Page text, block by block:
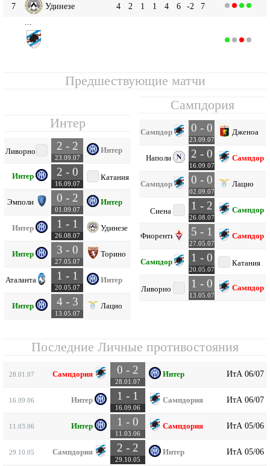
7 Удинезе 4 2 1 1 4 6 -2
7
Предшествующие матчи
Интер
Ливорно 2 - 2
23.09.07
Интер
Интер 2 - 0
16.09.07
Катания
Эмполи 0 - 2
01.09.07
Интер
Интер 1 - 1
26.08.07
Удинезе
Интер 3 - 0
27.05.07
Торино
Аталанта 1 - 1
20.05.07
Интер
Интер 4 - 3
13.05.07
Лацио
Сампдория
Сампдория 0 - 0
23.09.07
Дженоа
Наполи 2 - 0
16.09.07
Сампдория 0 - 0
02.09.07
Лацио
Сиена 1 - 2
26.08.07
Фиорентина 5 - 1
27.05.07
Сампдория 1 - 0
20.05.07
Катания
Ливорно 1 - 0
13.05.07
Последние Личные противостояния
28.01.07 Сампдория 0 - 2
28.01.07
Интер ИтА 06/07
16.09.06 Интер 1 - 1
16.09.06
Сампдория ИтА 06/07
11.03.06 Интер 1 - 0
11.03.06
Сампдория ИтА 05/06
29.10.05 Сампдория 2 - 2
29.10.05
Интер ИтА 05/06